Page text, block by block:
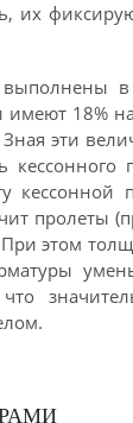
их
18%
эти
пролеты
этом
что